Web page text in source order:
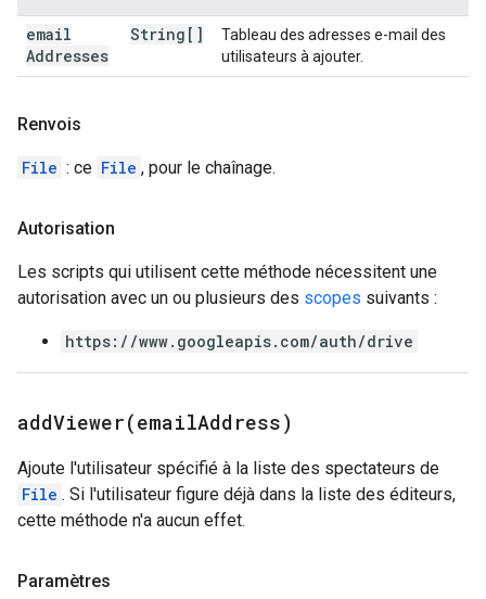
email
Addresses
String[]
Tableau des adresses e-mail des
utilisateurs à ajouter.
Renvois
File : ce File , pour le chaînage.
Autorisation
Les scripts qui utilisent cette méthode nécessitent une
autorisation avec un ou plusieurs des scopes suivants :
https://www.googleapis.com/auth/drive
addViewer(emailAddress)
Ajoute l'utilisateur spécifié à la liste des spectateurs de
File . Si l'utilisateur figure déjà dans la liste des éditeurs,
cette méthode n'a aucun effet.
Paramètres